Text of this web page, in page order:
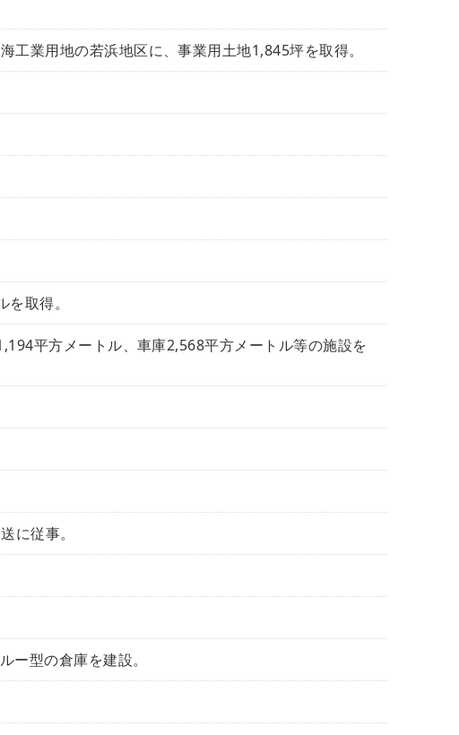
業用地の若浜地区に、事業用土地1,845坪を取得。
取得。
平方メートル、車庫2,568平方メートル等の施設を
に従事。
ー型の倉庫を建設。